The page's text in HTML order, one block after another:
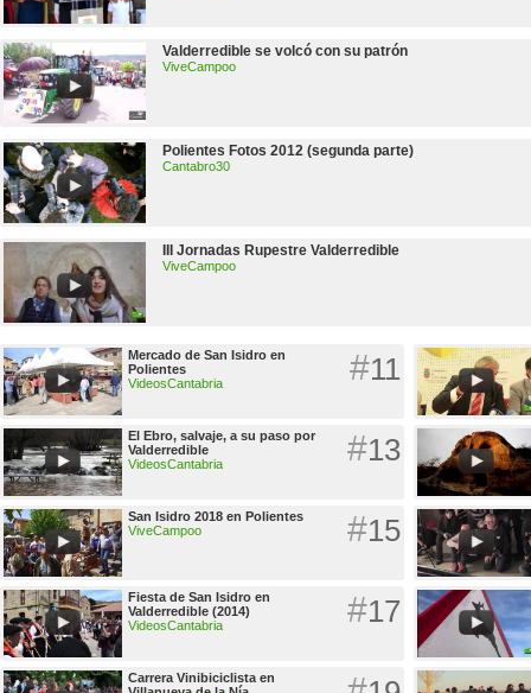
Valderredible se volcó con su patrón
ViveCampoo
Polientes Fotos 2012 (segunda parte)
Cantabro30
III Jornadas Rupestre Valderredible
ViveCampoo
#11
Mercado de San Isidro en
Polientes
VideosCantabria
#13
El Ebro, salvaje, a su paso por
Valderredible
VideosCantabria
#15
San Isidro 2018 en Polientes
ViveCampoo
#17
Fiesta de San Isidro en
Valderredible (2014)
VideosCantabria
Carrera Vinibiciclista en